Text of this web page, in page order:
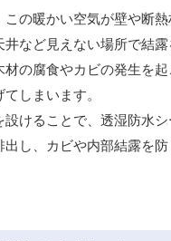
この暖かい空気が壁や断
井など見えない場所で結露
材の腐食やカビの発生を
しまいます。
設けることで、透湿防水
出し、カビや内部結露を